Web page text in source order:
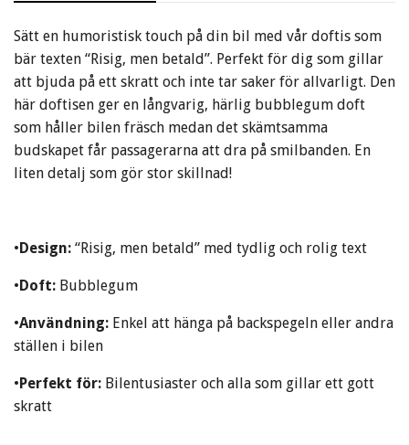
Sätt en humoristisk touch på din bil med vår doftis som
bär texten “Risig, men betald”. Perfekt för dig som gillar
att bjuda på ett skratt och inte tar saker för allvarligt. Den
här doftisen ger en långvarig, härlig bubblegum doft
som håller bilen fräsch medan det skämtsamma
budskapet får passagerarna att dra på smilbanden. En
liten detalj som gör stor skillnad!
• Design: “Risig, men betald” med tydlig och rolig text
• Doft: Bubblegum
•Användning: Enkel att hänga på backspegeln eller andra
ställen i bilen
• Perfekt för: Bilentusiaster och alla som gillar ett gott
skratt